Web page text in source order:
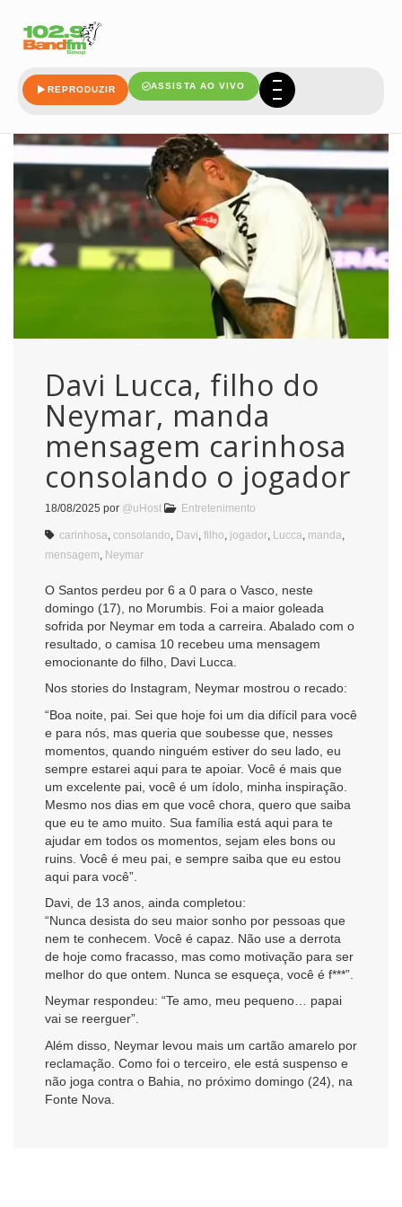
REPRODUZIR ASSISTA AO VIVO
manda
Davi Lucca, filho do
Neymar, manda
mensagem carinhosa
consolando o jogador
18/08/2025 por @uHost Entretenimento
carinhosa consolando Davi filho jogador Lucca manda
mensagem Neymar
O Santos perdeu por 6 a 0 para o Vasco, neste
domingo (17), no Morumbis. Foi a maior goleada
sofrida por Neymar em toda a carreira. Abalado com o
resultado, o camisa 10 recebeu uma mensagem
emocionante do filho, Davi Lucca.
Nos stories do Instagram, Neymar mostrou o recado:
“Boa noite, pai. Sei que hoje foi um dia difícil para você
e para nós, mas queria que soubesse que, nesses
momentos, quando ninguém estiver do seu lado, eu
sempre estarei aqui para te apoiar. Você é mais que
um excelente pai, você é um ídolo, minha inspiração.
Mesmo nos dias em que você chora, quero que saiba
que eu te amo muito. Sua família está aqui para te
ajudar em todos os momentos, sejam eles bons ou
ruins. Você é meu pai, e sempre saiba que eu estou
aqui para você”.
Davi, de 13 anos, ainda completou:
“Nunca desista do seu maior sonho por pessoas que
nem te conhecem. Você é capaz. Não use a derrota
de hoje como fracasso, mas como motivação para ser
melhor do que ontem. Nunca se esqueça, você é f***”.
Neymar respondeu: “Te amo, meu pequeno… papai
vai se reerguer”.
Além disso, Neymar levou mais um cartão amarelo por
reclamação. Como foi o terceiro, ele está suspenso e
não joga contra o Bahia, no próximo domingo (24), na
Fonte Nova.